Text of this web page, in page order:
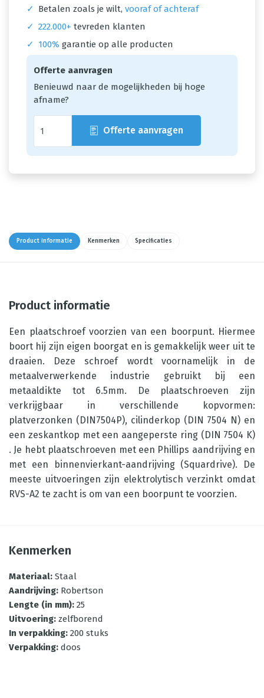
✓
Betalen zoals je wilt, vooraf of achteraf
✓ 222.000+ tevreden klanten
✓
100% garantie op alle producten
Offerte aanvragen
Benieuwd naar de mogelijkheden bij hoge
afname?
Offerte aanvragen
Product informatie Kenmerken Specificaties
Product informatie
Een plaatschroef voorzien van een boorpunt. Hiermee
boort hij zijn eigen boorgat en is gemakkelijk weer uit te
draaien. Deze schroef wordt voornamelijk in de
metaalverwerkende industrie gebruikt bij een
metaaldikte tot 6.5mm. De plaatschroeven zijn
verkrijgbaar in verschillende kopvormen:
platverzonken (DIN7504P), cilinderkop (DIN 7504 N) en
een zeskantkop met een aangeperste ring (DIN 7504 K)
. Je hebt plaatschroeven met een Phillips aandrijving en
met een binnenvierkant-aandrijving (Squardrive). De
meeste uitvoeringen zijn elektrolytisch verzinkt omdat
RVS-A2 te zacht is om van een boorpunt te voorzien.
Kenmerken
Materiaal: Staal
Aandrijving: Robertson
Lengte (in mm): 25
Uitvoering: zelfborend
In verpakking: 200 stuks
Verpakking: doos